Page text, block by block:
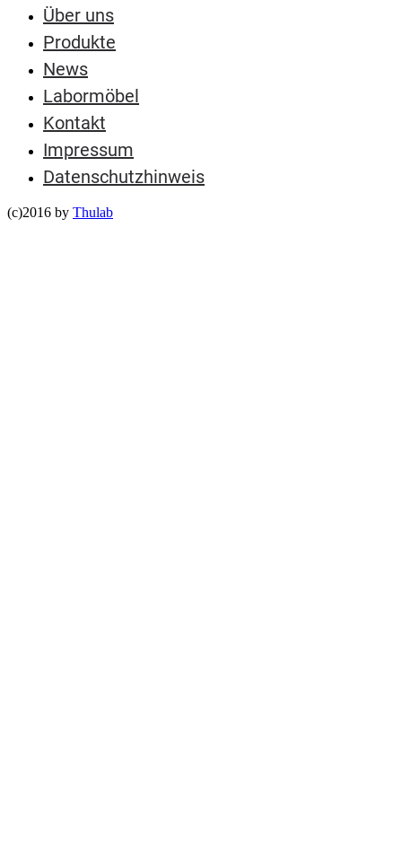
Über uns
Produkte
News
Labormöbel
Kontakt
Impressum
Datenschutzhinweis
(c)2016 by Thulab